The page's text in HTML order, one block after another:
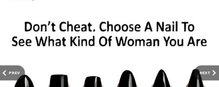
PREV NEXT